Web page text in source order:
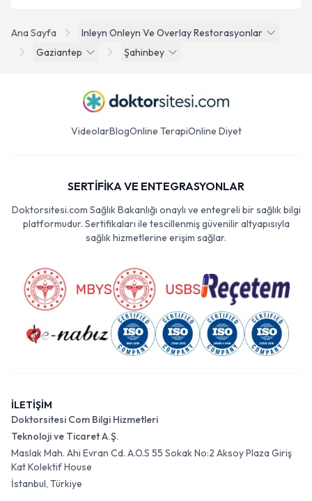
Ana Sayfa
Inleyn Onleyn Ve Overlay Restorasyonlar
Gaziantep
Şahinbey
VideolarBlogOnline TerapiOnline Diyet
SERTİFİKA VE ENTEGRASYONLAR
Doktorsitesi.com Sağlık Bakanlığı onaylı ve entegreli bir sağlık bilgi
platformudur. Sertifikaları ile tescillenmiş güvenilir altyapısıyla
sağlık hizmetlerine erişim sağlar.
İLETİŞİM
Doktorsitesi Com Bilgi Hizmetleri
Teknoloji ve Ticaret A.Ş.
Maslak Mah. Ahi Evran Cd. A.O.S 55 Sokak No:2 Aksoy Plaza Giriş
Kat Kolektif House
İstanbul, Türkiye